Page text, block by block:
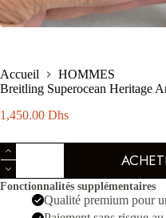
Accueil
HOMMES
Breitling Superocean Heritage
1,450.00 Dhs
quantité
de
Breitling
Superocean
Heritage
Fonctionnalités supplémentaires
Qualité premium pour